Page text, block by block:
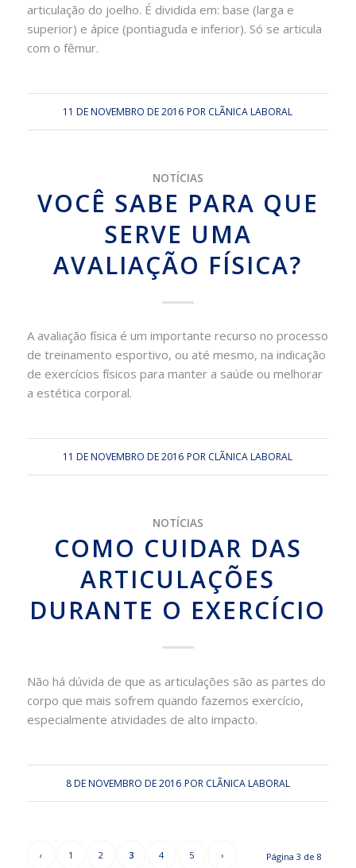
articulação do joelho. É dividida em: base (larga e
superior) e ápice (pontiaguda e inferior). Só se articula
com o fêmur.
11 DE NOVEMBRO DE 2016 POR CLÃ­NICA LABORAL
NOTÍCIAS
VOCÊ SABE PARA QUE
SERVE UMA
AVALIAÇÃO FÍSICA?
A avaliação física é um importante recurso no processo
de treinamento esportivo, ou até mesmo, na indicação
de exercícios físicos para manter a saúde ou melhorar
a estética corporal.
11 DE NOVEMBRO DE 2016 POR CLÃ­NICA LABORAL
NOTÍCIAS
COMO CUIDAR DAS
ARTICULAÇÕES
DURANTE O EXERCÍCIO
Não há dúvida de que as articulações são as partes do
corpo que mais sofrem quando fazemos exercício,
especialmente atividades de alto impacto.
8 DE NOVEMBRO DE 2016 POR CLÃ­NICA LABORAL
Página 3 de 8
‹ 1 2 3 4 5 ›